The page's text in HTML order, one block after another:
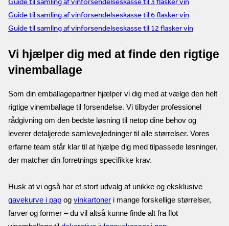
Guide til samling af vinforsendelseskasse til 6 flasker vin
Guide til samling af vinforsendelseskasse til 12 flasker vin
Vi hjælper dig med at finde den rigtige
vinemballage
Som din emballagepartner hjælper vi dig med at vælge den helt
rigtige vinemballage til forsendelse. Vi tilbyder professionel
rådgivning om den bedste løsning til netop dine behov og
leverer detaljerede samlevejledninger til alle størrelser. Vores
erfarne team står klar til at hjælpe dig med tilpassede løsninger,
der matcher din forretnings specifikke krav.
gavekurve i pap og vinkartoner i mange forskellige størrelser,
farver og former – du vil altså kunne finde alt fra flot